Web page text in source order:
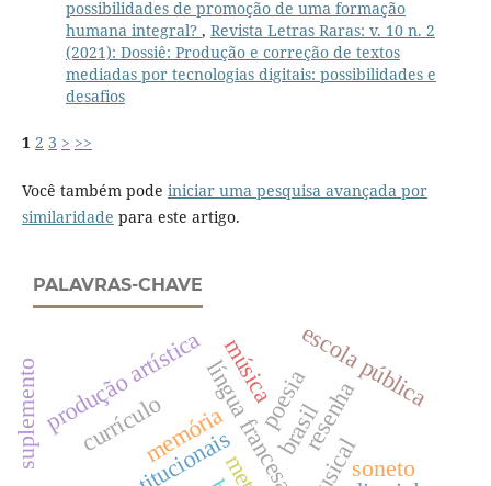
possibilidades de promoção de uma formação
humana integral? , Revista Letras Raras: v. 10 n. 2
(2021): Dossiê: Produção e correção de textos
mediadas por tecnologias digitais: possibilidades e
desafios
1 2 3 > >>
Você também pode iniciar uma pesquisa avançada por
similaridade para este artigo.
PALAVRAS-CHAVE
brasilresenha
língua francesaescola pública
currículomemória
produção artística
suplemento poesia
música
soneto